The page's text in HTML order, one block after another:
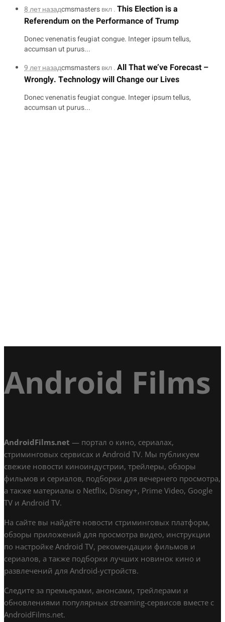
8 лет назадcmsmastersвкл .This Election is a
Referendum on the Performance of Trump
Donec venenatis feugiat congue. Integer ipsum tellus,
accumsan ut purus...
9 лет назадcmsmastersвкл .All That we’ve Forecast –
Wrongly. Technology will Change our Lives
Donec venenatis feugiat congue. Integer ipsum tellus,
accumsan ut purus...
Android Films
AndroidFilms.net — портал о кино, сериалах,
стриминговых сервисах и Android TV. Мы публикуем
свежие новости киноиндустрии, трейлеры, обзоры
фильмов и сериалов, подборки для вечернего просмотра,
а также материалы о Netflix, Disney+, Prime Video, Google
TV и Android TV.
На сайте вы найдёте новости стриминговых платформ,
обзоры приложений для просмотра видео, инструкции
по настройке Android TV, рекомендации фильмов и
сериалов, а также подборки лучших новинок кино и
развлечений для Android-устройств.
Следите за премьерами, анонсами, трейлерами и
обновлениями популярных streaming-сервисов вместе с
AndroidFilms.net.